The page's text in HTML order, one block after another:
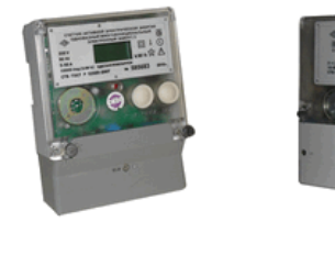
Стремянки стальные
Стремянки двухсторонние стальные